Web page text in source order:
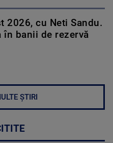
2026, cu Neti Sandu.
în banii de rezervă
ȘTIRI